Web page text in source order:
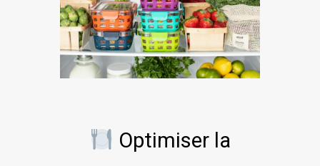
Optimiser la